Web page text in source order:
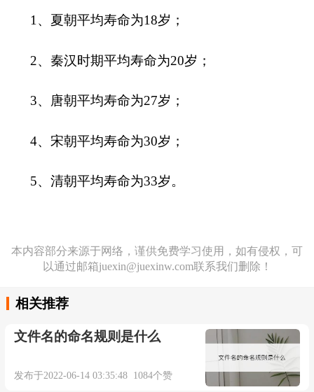
1、夏朝平均寿命为18岁；
2、秦汉时期平均寿命为20岁；
3、唐朝平均寿命为27岁；
4、宋朝平均寿命为30岁；
5、清朝平均寿命为33岁。
本内容部分来源于网络，谨供免费学习使用，如有侵权，可
以通过邮箱juexin@juexinw.com联系我们删除！
相关推荐
文件名的命名规则是什么
发布于2022-06-14 03:35:48 1084个赞